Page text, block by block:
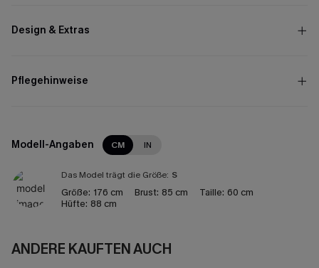
Design & Extras
Pflegehinweise
Modell-Angaben CM IN
Das Model trägt die Größe: S
Größe: 176 cm Brust: 85 cm Taille: 60 cm
Hüfte: 88 cm
ANDERE KAUFTEN AUCH